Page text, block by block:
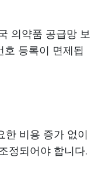
의약품 공급망 보
호 등록이 면제됩
한 비용 증가 없이
정되어야 합니다.